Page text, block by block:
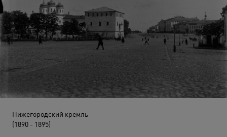
Нижегородский кремль
(1890 - 1895)